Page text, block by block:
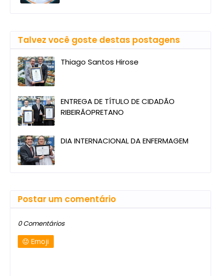
Talvez você goste destas postagens
Thiago Santos Hirose
ENTREGA DE TÍTULO DE CIDADÃO
RIBEIRÃOPRETANO
DIA INTERNACIONAL DA ENFERMAGEM
Postar um comentário
0 Comentários
Emoji